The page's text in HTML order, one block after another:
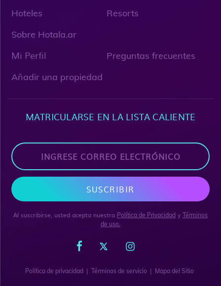
Hoteles
Resorts
Sobre Hotala.ar
Mi Perfil
Preguntas frecuentes
Añadir una propiedad
MATRICULARSE EN LA LISTA CALIENTE
SUSCRIBIR
Al suscribirse, usted acepta nuestra Política de Privacidad y Términos
de uso.
Política de privacidad | Términos de servicio | Mapa del Sitio